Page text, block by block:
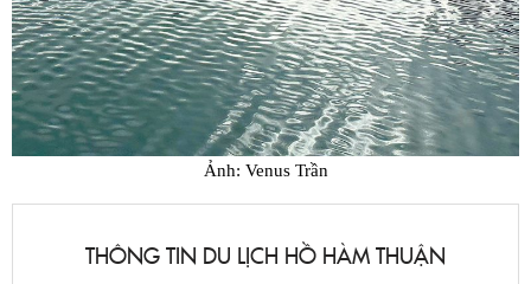
Ảnh: Venus Trần
THÔNG TIN DU LỊCH HỒ HÀM THUẬN